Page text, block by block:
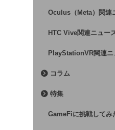
Oculus（Meta）関連
HTC Vive関連ニュー
PlayStationVR関連ニ
コラム
特集
GameFiに挑戦してみ